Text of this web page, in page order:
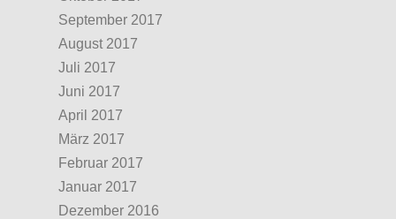
September 2017
August 2017
Juli 2017
Juni 2017
April 2017
März 2017
Februar 2017
Januar 2017
Dezember 2016